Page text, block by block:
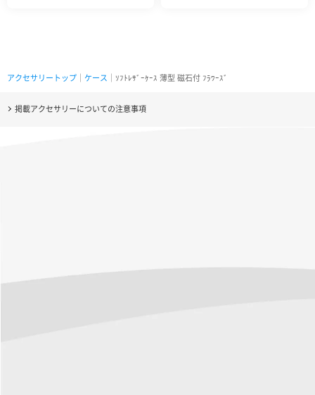
アクセサリートップ ケース ｜ｿﾌﾄﾚｻﾞｰｹｰｽ 薄型 磁石付 ﾌﾗﾜｰｽﾞ
掲載アクセサリーについての注意事項